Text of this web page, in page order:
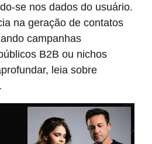
se nos dados do usuário.
na geração de contatos
campanhas
B2B ou nichos
leia sobre
.